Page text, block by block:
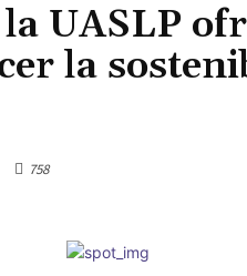
UASLP
la
758